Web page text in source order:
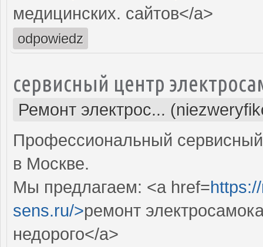
медицинских. сайтов</a>
odpowiedz
сервисный центр
Ремонт электрос...
Профессиональный
в Москве.
Мы предлагаем: <a href=
sens.ru/>ремонт
недорого</a>